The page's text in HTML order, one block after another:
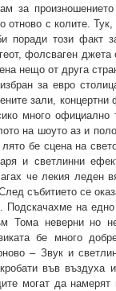
за
с колите.
този факт
фолсваген
нещо от друга
за евро
зали,
много
на шоуто аз и
бе сцена на
и светлинни
че лекия
събитието се
на
Тома неверни но
бе много
– Звук и
във въздуха
могат да намерят